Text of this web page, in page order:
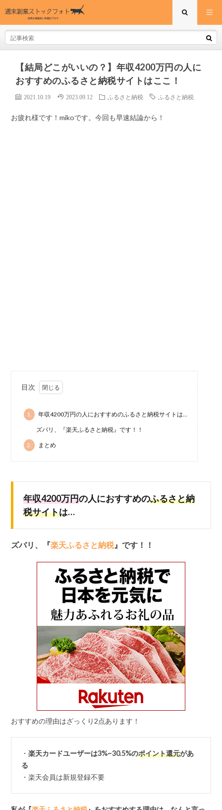
【結局どこがいいの？】年収4200万円の人に
おすすめのふるさと納税サイトはここ！
2021.10.19 2023.09.12 ふるさと納税 ふるさと納税
お疲れ様です！mikoです。今回も早速結論から！
目次
1. 年収4200万円の人におすすめのふるさと納税サイトは…
ズバリ、『楽天ふるさと納税』です！！
2. まとめ
年収4200万円の人におすすめのふるさと納
税サイトは…
ズバリ、『楽天ふるさと納税 』です！！
おすすめの理由はざっくり2点あります！
・楽天カードユーザーは3%~30.5%のポイント還元があ
る
・楽天会員は新規登録不要